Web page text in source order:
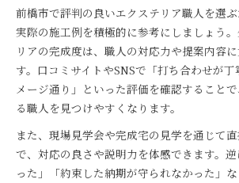
前橋市で評判の良いエクステリア職人を選
実際の施工例を積極的に参考にしましょう
リアの完成度は、職人の対応力や提案内容
す。口コミサイトやSNSで「打ち合わせが丁
メージ通り」といった評価を確認すること
る職人を見つけやすくなります。
また、現場見学会や完成宅の見学を通じて
で、対応の良さや説明力を体感できます。
った」「約束した納期が守られなかった」